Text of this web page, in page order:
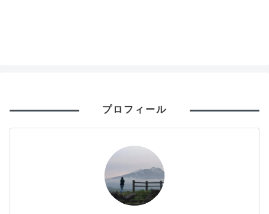
プロフィール